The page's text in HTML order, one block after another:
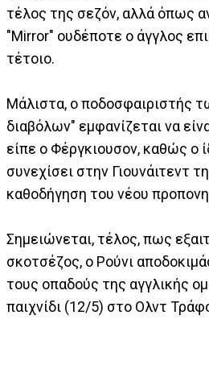
τέλος της σεζόν, αλλά όπως
"Mirror" ουδέποτε ο άγγλος
τέτοιο.
Μάλιστα, ο ποδοσφαιριστής
διαβόλων" εμφανίζεται να
είπε ο Φέργκιουσον, καθώς ο
συνεχίσει στην Γιουνάιτεντ
καθοδήγηση του νέου
Σημειώνεται, τέλος, πως
σκοτσέζος, ο Ρούνι
τους οπαδούς της αγγλικής
παιχνίδι (12/5) στο Ολντ